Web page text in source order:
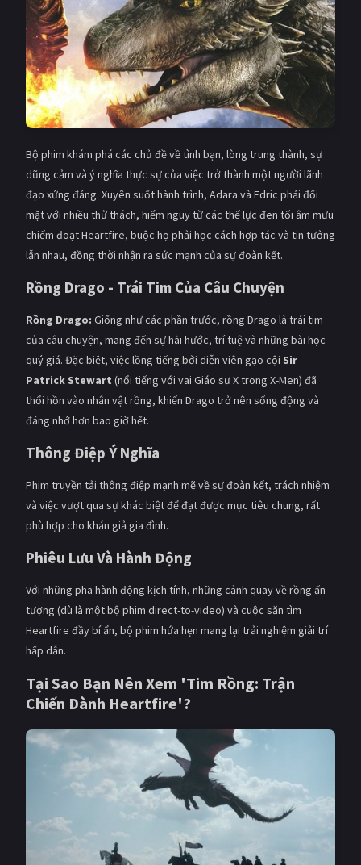
Bộ phim khám phá các chủ đề về tình bạn, lòng trung thành, sự
dũng cảm và ý nghĩa thực sự của việc trở thành một người lãnh
đạo xứng đáng. Xuyên suốt hành trình, Adara và Edric phải đối
mặt với nhiều thử thách, hiểm nguy từ các thế lực đen tối âm mưu
chiếm đoạt Heartfire, buộc họ phải học cách hợp tác và tin tưởng
lẫn nhau, đồng thời nhận ra sức mạnh của sự đoàn kết.
Rồng Drago - Trái Tim Của Câu Chuyện
Rồng Drago: Giống như các phần trước, rồng Drago là trái tim
của câu chuyện, mang đến sự hài hước, trí tuệ và những bài học
quý giá. Đặc biệt, việc lồng tiếng bởi diễn viên gạo cội Sir
Patrick Stewart (nổi tiếng với vai Giáo sư X trong X-Men) đã
thổi hồn vào nhân vật rồng, khiến Drago trở nên sống động và
đáng nhớ hơn bao giờ hết.
Thông Điệp Ý Nghĩa
Phim truyền tải thông điệp mạnh mẽ về sự đoàn kết, trách nhiệm
và việc vượt qua sự khác biệt để đạt được mục tiêu chung, rất
phù hợp cho khán giả gia đình.
Phiêu Lưu Và Hành Động
Với những pha hành động kịch tính, những cảnh quay về rồng ấn
tượng (dù là một bộ phim direct-to-video) và cuộc săn tìm
Heartfire đầy bí ẩn, bộ phim hứa hẹn mang lại trải nghiệm giải trí
hấp dẫn.
Tại Sao Bạn Nên Xem 'Tim Rồng: Trận
Chiến Dành Heartfire'?